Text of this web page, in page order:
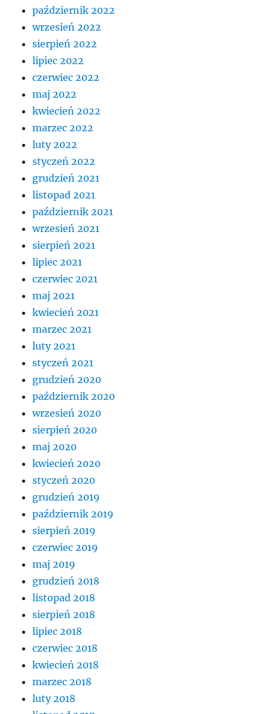
październik 2022
wrzesień 2022
sierpień 2022
lipiec 2022
czerwiec 2022
maj 2022
kwiecień 2022
marzec 2022
luty 2022
styczeń 2022
grudzień 2021
listopad 2021
październik 2021
wrzesień 2021
sierpień 2021
lipiec 2021
czerwiec 2021
maj 2021
kwiecień 2021
marzec 2021
luty 2021
styczeń 2021
grudzień 2020
październik 2020
wrzesień 2020
sierpień 2020
maj 2020
kwiecień 2020
styczeń 2020
grudzień 2019
październik 2019
sierpień 2019
czerwiec 2019
maj 2019
grudzień 2018
listopad 2018
sierpień 2018
lipiec 2018
czerwiec 2018
kwiecień 2018
marzec 2018
luty 2018